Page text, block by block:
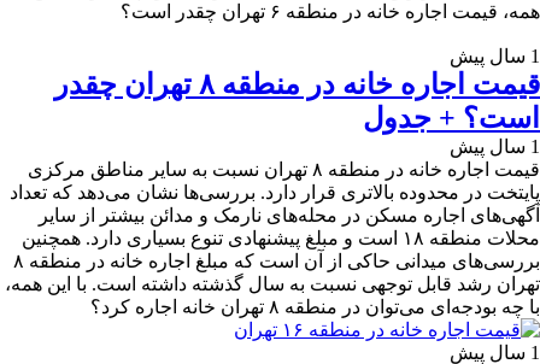
همه، قیمت اجاره خانه در منطقه ۶ تهران چقدر است؟
1 سال پیش
قیمت اجاره خانه در منطقه ۸ تهران چقدر
است؟ + جدول
1 سال پیش
قیمت اجاره خانه در منطقه ۸ تهران نسبت به سایر مناطق مرکزی
پایتخت در محدوده بالاتری قرار دارد. بررسی‌ها نشان می‌دهد که تعداد
آگهی‌های اجاره مسکن در محله‌های نارمک و مدائن بیشتر از سایر
محلات منطقه ۱۸ است و مبلغ پیشنهادی تنوع بسیاری دارد. همچنین
بررسی‌های میدانی حاکی از آن است که مبلغ اجاره خانه در منطقه ۸
تهران رشد قابل توجهی نسبت به سال گذشته داشته است. با این همه،
با چه بودجه‌ای می‌توان در منطقه ۸ تهران خانه اجاره کرد؟
1 سال پیش